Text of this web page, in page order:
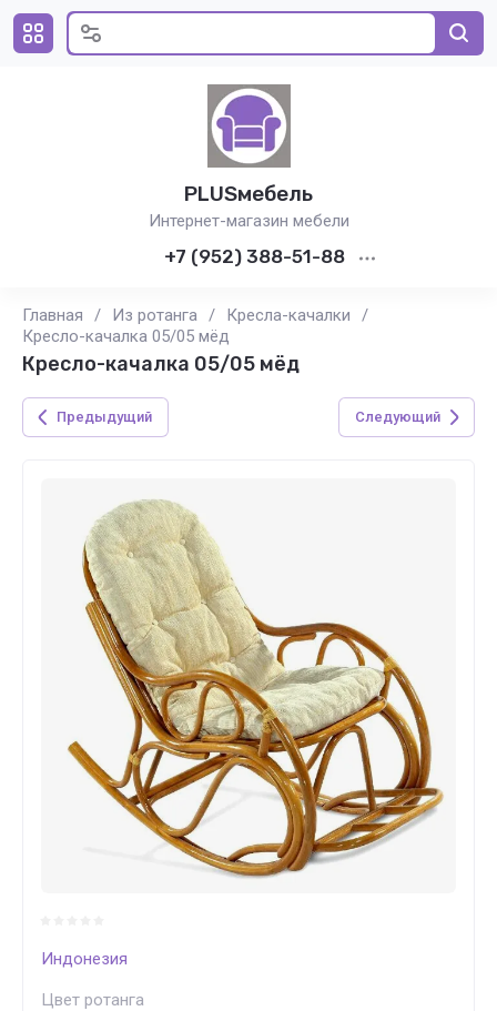
PLUSмебель
Интернет-магазин мебели
+7 (952) 388-51-88
Главная / Из ротанга / Кресла-качалки
/
Кресло-качалка 05/05 мёд
Кресло-качалка 05/05 мёд
Предыдущий Следующий
Индонезия
Цвет ротанга